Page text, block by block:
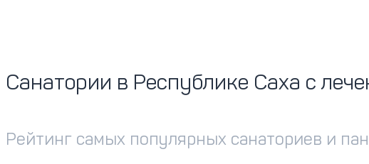
Санатории в Республике Саха с
Рейтинг самых популярных санаториев и